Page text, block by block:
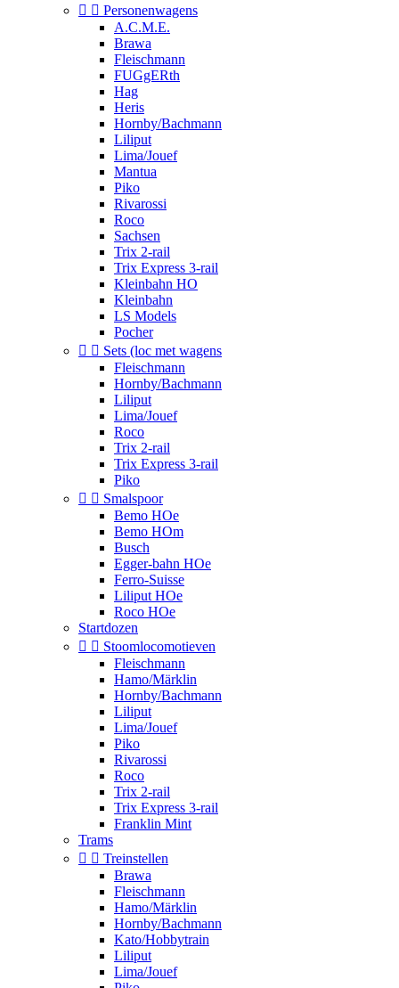
  Personenwagens
A.C.M.E.
Brawa
Fleischmann
FUGgERth
Hag
Heris
Hornby/Bachmann
Liliput
Lima/Jouef
Mantua
Piko
Rivarossi
Roco
Sachsen
Trix 2-rail
Trix Express 3-rail
Kleinbahn HO
Kleinbahn
LS Models
Pocher
  Sets (loc met wagens
Fleischmann
Hornby/Bachmann
Liliput
Lima/Jouef
Roco
Trix 2-rail
Trix Express 3-rail
Piko
  Smalspoor
Bemo HOe
Bemo HOm
Busch
Egger-bahn HOe
Ferro-Suisse
Liliput HOe
Roco HOe
Startdozen
  Stoomlocomotieven
Fleischmann
Hamo/Märklin
Hornby/Bachmann
Liliput
Lima/Jouef
Piko
Rivarossi
Roco
Trix 2-rail
Trix Express 3-rail
Franklin Mint
Trams
  Treinstellen
Brawa
Fleischmann
Hamo/Märklin
Hornby/Bachmann
Kato/Hobbytrain
Liliput
Lima/Jouef